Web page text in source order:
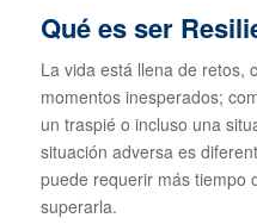
Qué es ser
La vida está llena de retos,
momentos inesperados;
un traspié o incluso una
situación adversa es
puede requerir más tiempo
superarla.